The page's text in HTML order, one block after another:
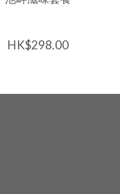
HK$298.00